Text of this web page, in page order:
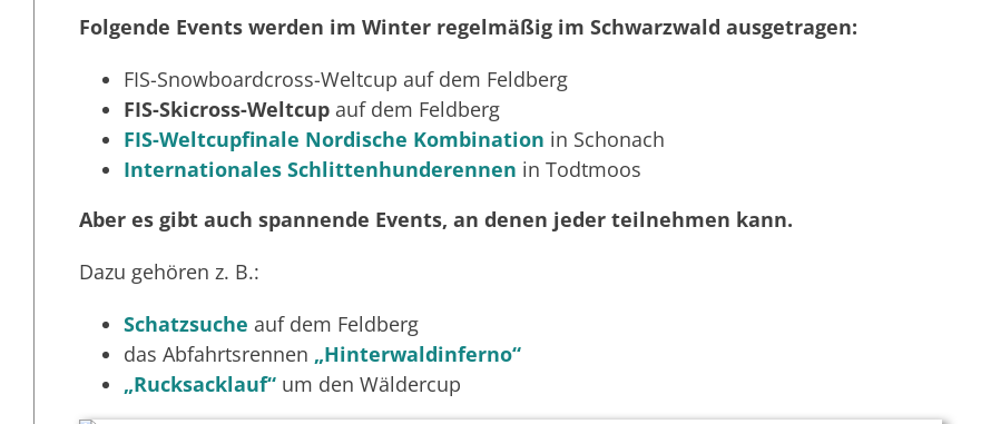
Folgende Events werden im Winter regelmäßig im Schwarzwald ausgetragen:
FIS-Snowboardcross-Weltcup auf dem Feldberg
FIS-Skicross-Weltcup auf dem Feldberg
FIS-Weltcupfinale Nordische Kombination in Schonach
Internationales Schlittenhunderennen in Todtmoos
Aber es gibt auch spannende Events, an denen jeder teilnehmen kann.
Dazu gehören z. B.:
Schatzsuche auf dem Feldberg
das Abfahrtsrennen „Hinterwaldinferno“
„Rucksacklauf“ um den Wäldercup